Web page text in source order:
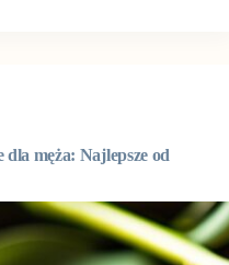
męża: Najlepsze od